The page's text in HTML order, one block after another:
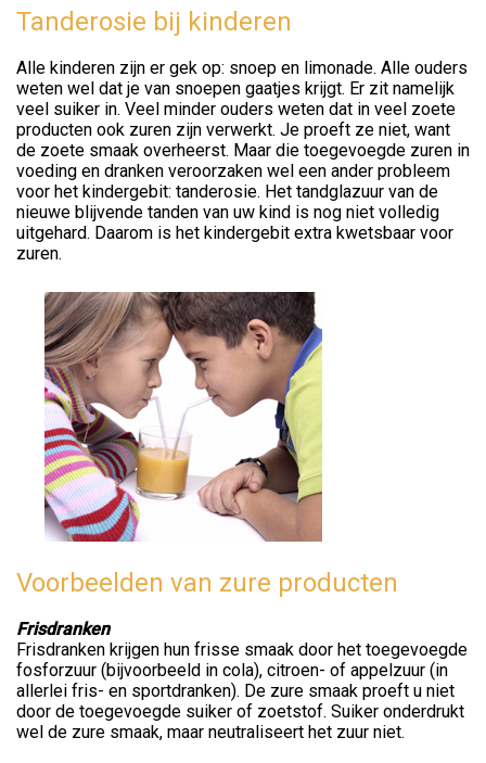
Tanderosie bij kinderen
Alle kinderen zijn er gek op: snoep en limonade. Alle ouders
weten wel dat je van snoepen gaatjes krijgt. Er zit namelijk
veel suiker in. Veel minder ouders weten dat in veel zoete
producten ook zuren zijn verwerkt. Je proeft ze niet, want
de zoete smaak overheerst. Maar die toegevoegde zuren in
voeding en dranken veroorzaken wel een ander probleem
voor het kindergebit: tanderosie. Het tandglazuur van de
nieuwe blijvende tanden van uw kind is nog niet volledig
uitgehard. Daarom is het kindergebit extra kwetsbaar voor
zuren.
Voorbeelden van zure producten
Frisdranken
Frisdranken krijgen hun frisse smaak door het toegevoegde
fosforzuur (bijvoorbeeld in cola), citroen- of appelzuur (in
allerlei fris- en sportdranken). De zure smaak proeft u niet
door de toegevoegde suiker of zoetstof. Suiker onderdrukt
wel de zure smaak, maar neutraliseert het zuur niet.